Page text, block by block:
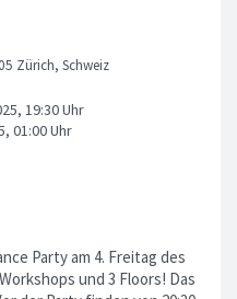
Zürich, Schweiz
Party am 4. Freitag des
und 3 Floors! Das